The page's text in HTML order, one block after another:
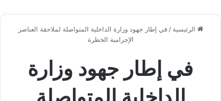
الرئيسية / في إطار جهود وزارة الداخلية المتواصلة لملاحقة العناصر
الإجرامية الخطرة
في إطار جهود وزارة